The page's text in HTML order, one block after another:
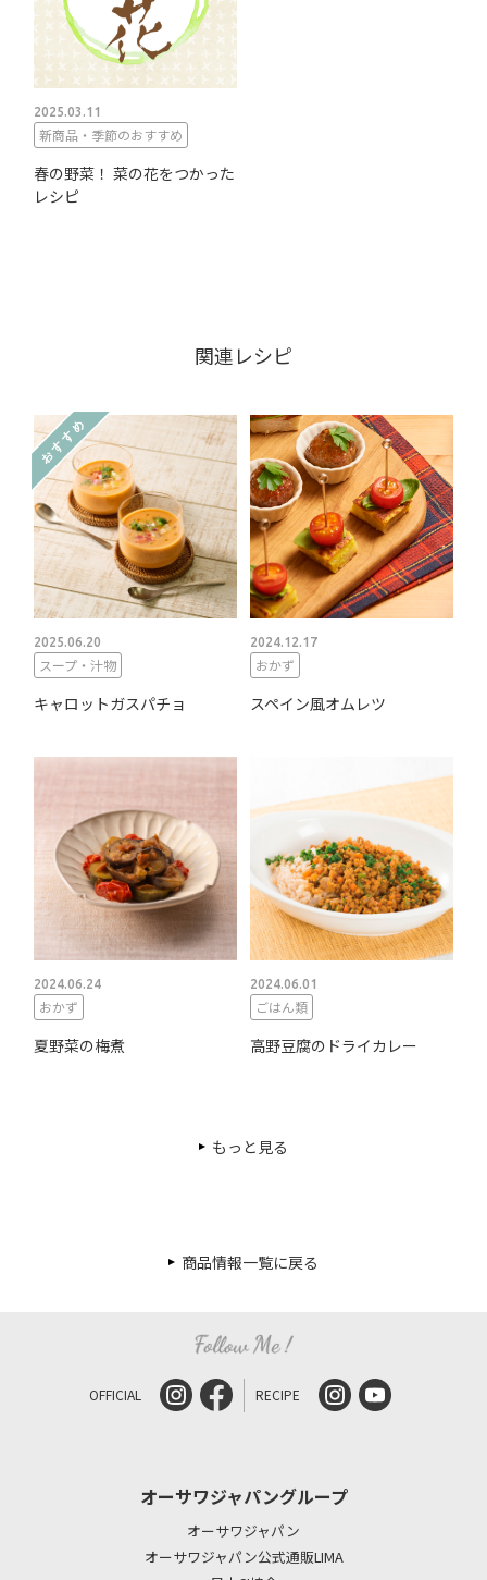
2025.03.11
新商品・季節のおすすめ
春の野菜！ 菜の花をつかった
レシピ
関連レシピ
2025.06.20
スープ・汁物
キャロットガスパチョ
2024.12.17
おかず
スペイン風オムレツ
2024.06.24
おかず
夏野菜の梅煮
2024.06.01
ごはん類
高野豆腐のドライカレー
もっと見る
商品情報一覧に戻る
OFFICIAL RECIPE
オーサワジャパングループ
オーサワジャパン
オーサワジャパン公式通販LIMA